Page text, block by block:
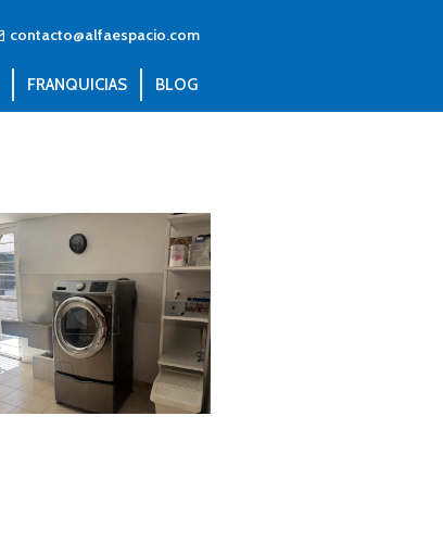
contacto@alfaespacio.com
FRANQUICIAS BLOG